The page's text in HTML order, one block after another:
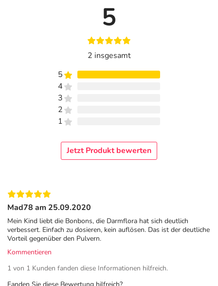
5
2 insgesamt
5
4
3
2
1
Jetzt Produkt bewerten
Mad78 am 25.09.2020
Mein Kind liebt die Bonbons, die Darmflora hat sich deutlich
verbessert. Einfach zu dosieren, kein auflösen. Das ist der deutliche
Vorteil gegenüber den Pulvern.
Kommentieren
1 von 1 Kunden fanden diese Informationen hilfreich.